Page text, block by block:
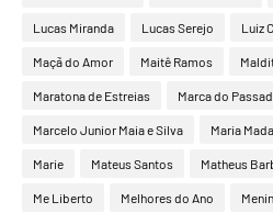
Lucas Miranda Lucas Serejo Luiz
Maçã do Amor Maitê Ramos
Maratona de Estreias Marca do
Marcelo Junior Maia e Silva Maria
Marie Mateus Santos Matheus
Me Liberto Melhores do Ano